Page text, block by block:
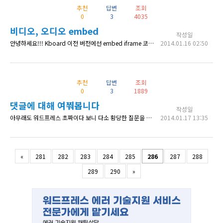
추천
0
답변
3
조회
4035
비디오, 오디오 embed
안녕하세요!!! Kboard 이전 버전에선 embed iframe 코드를 넣어도 문제 없이 잘 나왔는데 최신버전으로 업그레이드 후 (wordpress도 업그레이드) iframe을 넣으면 내용이 다 하얗게 증발해 버립니다... 해결방법이 없을까요? 이곳 데모 게시판에서도 해 보았는데 역시나 마찬가지였습니다.
작성일
2014.01.16 02:50
추천
0
답변
3
조회
1889
댓글에 대해 여쭤봅니다
아무래도 워드프레스 초짜이다 보니 다소 황당한 질문을 드립니다. 워드프레스 자체에 댓글을 달게 되어 있는데 K 보드를 설치하고 나니 K 보드 자체에도 댓글 기능이 있어 댓글이 2개가 뜨는 쫌 황당한 상황이네요 워드프레스 자체에 댓글 기능을 사용하면서 K 보드에서는 안나타나게 하는 방법이 있을까요? 그리고 또 한가지 K보드는 워드프레스 자체 회원간 연동은 안되는건가요? 그럼 다들 행복한 하루 되세요
작성일
2014.01.17 13:35
« 281 282 283 284 285 286 287
288
289
290 »